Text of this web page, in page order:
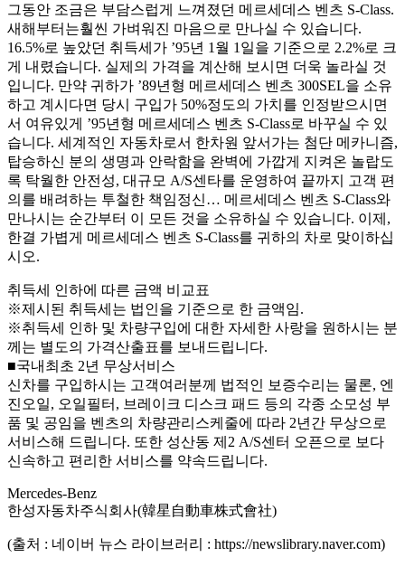
그동안 조금은 부담스럽게 느껴졌던 메르세데스 벤츠 S-Class.
새해부터는훨씬 가벼워진 마음으로 만나실 수 있습니다.
16.5%로 높았던 취득세가 ’95년 1월 1일을 기준으로 2.2%로 크
게 내렸습니다. 실제의 가격을 계산해 보시면 더욱 놀라실 것
입니다. 만약 귀하가 ’89년형 메르세데스 벤츠 300SEL을 소유
하고 계시다면 당시 구입가 50%정도의 가치를 인정받으시면
서 여유있게 ’95년형 메르세데스 벤츠 S-Class로 바꾸실 수 있
습니다. 세계적인 자동차로서 한차원 앞서가는 첨단 메카니즘,
탑승하신 분의 생명과 안락함을 완벽에 가깝게 지켜온 놀랍도
록 탁월한 안전성, 대규모 A/S센타를 운영하여 끝까지 고객 편
의를 배려하는 투철한 책임정신… 메르세데스 벤츠 S-Class와
만나시는 순간부터 이 모든 것을 소유하실 수 있습니다. 이제,
한결 가볍게 메르세데스 벤츠 S-Class를 귀하의 차로 맞이하십
시오.
취득세 인하에 따른 금액 비교표
※제시된 취득세는 법인을 기준으로 한 금액임.
※취득세 인하 및 차량구입에 대한 자세한 사랑을 원하시는 분
께는 별도의 가격산출표를 보내드립니다.
■국내최초 2년 무상서비스
신차를 구입하시는 고객여러분께 법적인 보증수리는 물론, 엔
진오일, 오일필터, 브레이크 디스크 패드 등의 각종 소모성 부
품 및 공임을 벤츠의 차량관리스케줄에 따라 2년간 무상으로
서비스해 드립니다. 또한 성산동 제2 A/S센터 오픈으로 보다
신속하고 편리한 서비스를 약속드립니다.
Mercedes-Benz
한성자동차주식회사(韓星自動車株式會社)
(출처 : 네이버 뉴스 라이브러리 : https://newslibrary.naver.com)